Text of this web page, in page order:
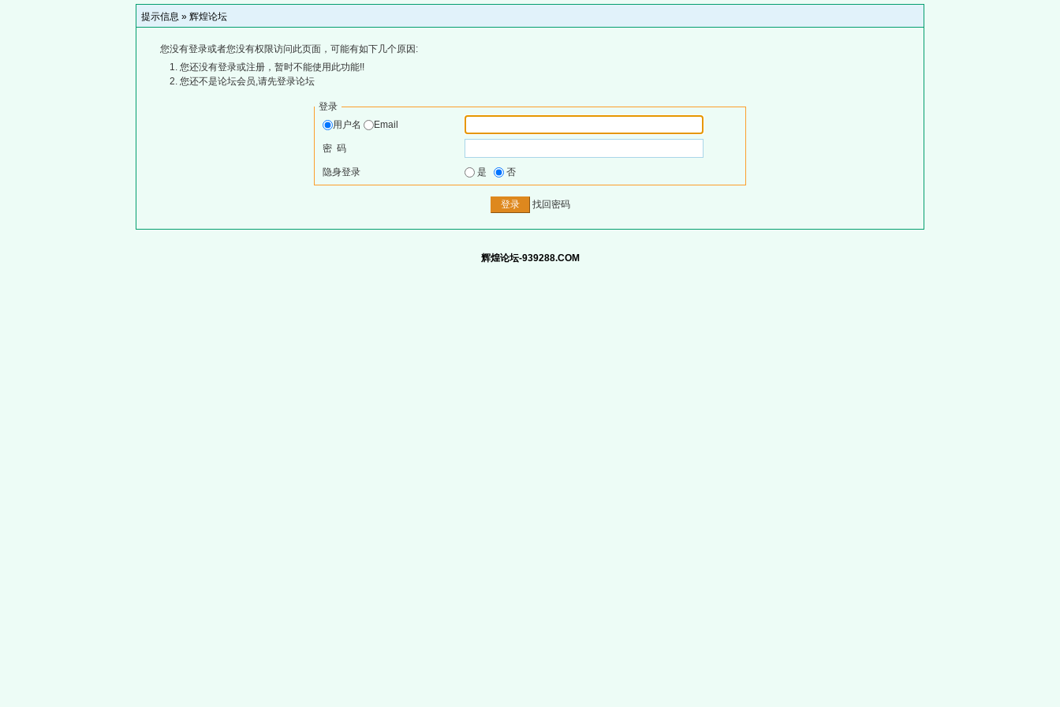
提示信息 » 辉煌论坛
您没有登录或者您没有权限访问此页面，可能有如下几个原因:
您还没有登录或注册，暂时不能使用此功能!!
您还不是论坛会员,请先登录论坛
登录
用户名
Email
密 码
隐身登录 是 否
找回密码
辉煌论坛-939288.COM